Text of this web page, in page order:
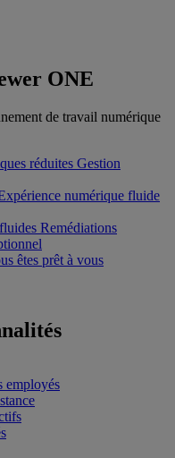
ONE
de travail numérique
réduites Gestion
numérique fluide
Remédiations
êtes prêt à vous
employés